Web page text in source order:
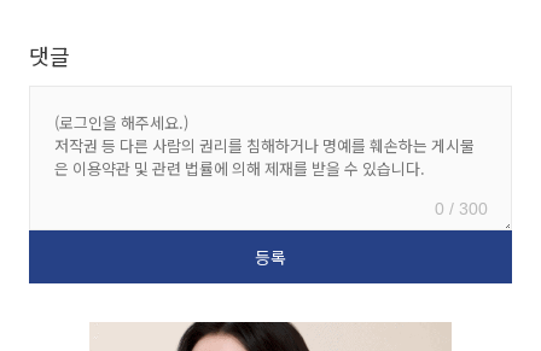
댓글
0 / 300